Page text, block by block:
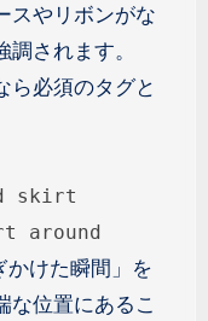
スやリボンがな
されます。
ら必須のタグと
skirt
around
けた瞬間」を
な位置にあるこ